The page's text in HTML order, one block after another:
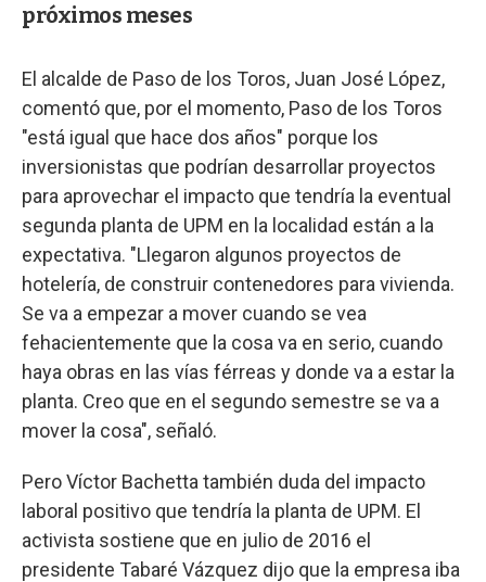
próximos meses
El alcalde de Paso de los Toros, Juan José López,
comentó que, por el momento, Paso de los Toros
"está igual que hace dos años" porque los
inversionistas que podrían desarrollar proyectos
para aprovechar el impacto que tendría la eventual
segunda planta de UPM en la localidad están a la
expectativa. "Llegaron algunos proyectos de
hotelería, de construir contenedores para vivienda.
Se va a empezar a mover cuando se vea
fehacientemente que la cosa va en serio, cuando
haya obras en las vías férreas y donde va a estar la
planta. Creo que en el segundo semestre se va a
mover la cosa", señaló.
Pero Víctor Bachetta también duda del impacto
laboral positivo que tendría la planta de UPM. El
activista sostiene que en julio de 2016 el
presidente Tabaré Vázquez dijo que la empresa iba